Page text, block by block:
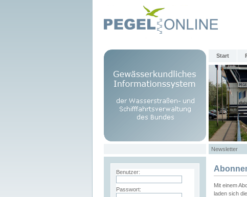
Start
Newsletter
Benutzer:
Passwort:
Mit einem
laden sich